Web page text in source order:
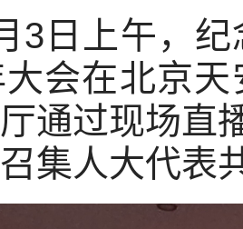
上午，纪
会在北京
通过现场直
集人大代表